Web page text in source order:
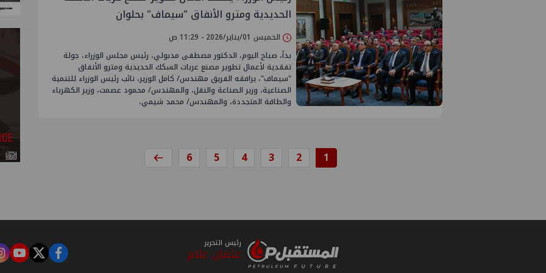
الحديدية ومترو الأنفاق "سيماف" بحلوان
الخميس 01/يناير/2026 - 11:29 ص
بدأ، صباح اليوم، الدكتور مصطفى مدبولي، رئيس مجلس الوزراء، جولة
تفقدية لأعمال تطوير مصنع عربات السكك الحديدية ومترو الأنفاق
"سيماف"، يرافقه الفريق مهندس/ كامل الوزير، نائب رئيس الوزراء للتنمية
الصناعية، وزير الصناعة والنقل، والمهندس/ محمود عصمت، وزير الكهرباء
والطاقة المتجددة، والمهندس/ محمد شيمي،
1
2
3
4
5
6
رئيس التحرير
عثمان علام facebook
twitter